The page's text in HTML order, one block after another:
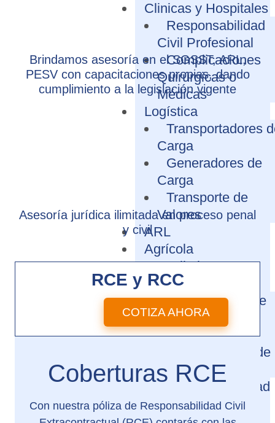
Clinicas y Hospitales
Responsabilidad
Civil Profesional
Complicaciones
Quirúrgicas o
Médicas
Logística
Transportadores
Carga
Generadores de
Carga
Transporte de
Valores
ARL
Agrícola
Cumplimiento y
Judiciales
Cumplimiento de
Disposiciones
Legales
RCE Derivada de
Contrato
Seguro de Infidelidad
y Riesgos
Brindamos asesoría en el SGSST, ARL,
PESV con capacitaciones propias, dando
cumplimiento a la legislación vigente
Asesoría jurídica ilimitada en proceso penal
y civil
RCE y RCC
COTIZA AHORA
Coberturas RCE
Con nuestra póliza de Responsabilidad Civil